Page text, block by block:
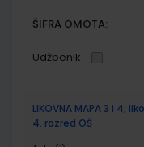
ŠIFRA OMOTA:
Udžbenik
LIKOVNA MAPA 3 i 4;
4. razred OŠ